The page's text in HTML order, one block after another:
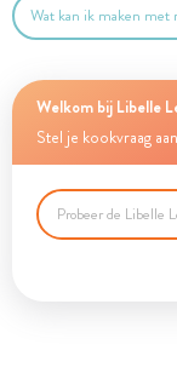
Wat kan ik maken met
Welkom bij Libelle
Stel je kookvraag